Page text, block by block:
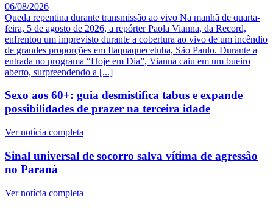
06/08/2026
Queda repentina durante transmissão ao vivo Na manhã de quarta-
feira, 5 de agosto de 2026, a repórter Paola Vianna, da Record,
enfrentou um imprevisto durante a cobertura ao vivo de um incêndio
de grandes proporções em Itaquaquecetuba, São Paulo. Durante a
entrada no programa “Hoje em Dia”, Vianna caiu em um bueiro
aberto, surpreendendo a [...]
Sexo aos 60+: guia desmistifica tabus e expande
possibilidades de prazer na terceira idade
Ver notícia completa
Sinal universal de socorro salva vítima de agressão
no Paraná
Ver notícia completa